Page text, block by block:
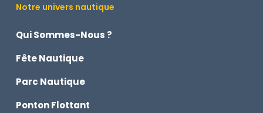
Notre univers nautique
Qui Sommes-Nous ?
Fête Nautique
Parc Nautique
Ponton Flottant